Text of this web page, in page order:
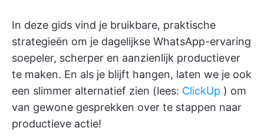
In deze gids vind je bruikbare, praktische
strategieën om je dagelijkse WhatsApp-ervaring
soepeler, scherper en aanzienlijk productiever
te maken. En als je blijft hangen, laten we je ook
een slimmer alternatief zien (lees: ClickUp ) om
van gewone gesprekken over te stappen naar
productieve actie!